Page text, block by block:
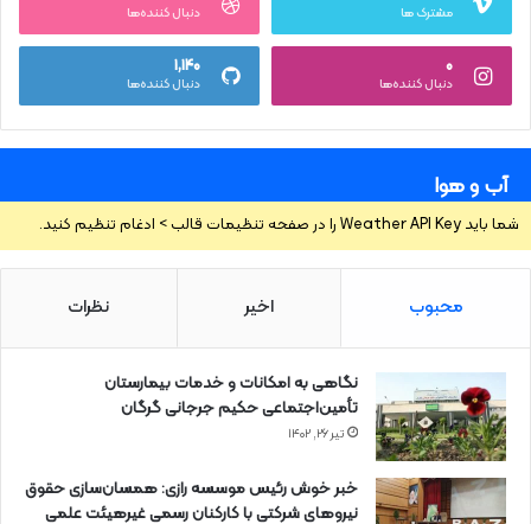
مشترک ها دنبال کننده‌ها
۰
دنبال کننده‌ها
۱,۱۴۰
دنبال کننده‌ها
آب و هوا
شما باید Weather API Key را در صفحه تنظیمات قالب > ادغام تنظیم کنید.
محبوب اخیر نظرات
نگاهی به امکانات و خدمات بیمارستان
تأمین‌اجتماعی حکیم جرجانی گرگان
تیر ۲۶, ۱۴۰۲
خبر خوش رئیس موسسه رازی: همسان‌سازی حقوق
نیروهای شرکتی با کارکنان رسمی غیرهیئت علمی